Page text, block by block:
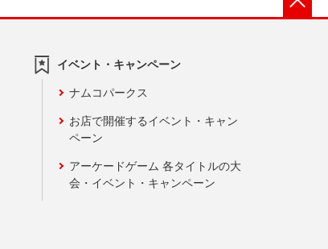
イベント・キャンペーン
ナムコパークス
お店で開催するイベント・キャン
ペーン
アーケードゲーム 各タイトルの大
会・イベント・キャンペーン